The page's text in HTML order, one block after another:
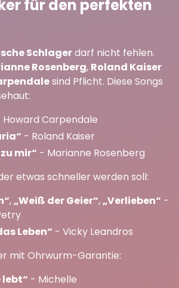
für den perfekten
Schlagerdarf nicht fehlen.
Rosenberg, Roland Kaiser
sind Pflicht. Diese Songs
Howard Carpendale
- Roland Kaiser
mir“ - Marianne Rosenberg
etwas schneller werden soll:
,„Weiß der Geier“,„Verlieben“ -
Leben“ - Vicky Leandros
mit Ohrwurm-Garantie:
lebt“ - Michelle